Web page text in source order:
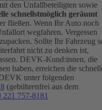
den Unfallbeteiligten sowie
schnellstmöglich geräumt
fließen. Wenn Ihr Auto noch
wegfahren. Vergessen
Sollte Ihr Fahrzeug
nicht zu denken ist,
DEVK-Kund:innen, die
haben, erreichen die
unter folgenden
(gebührenfrei aus dem
221 757-8181